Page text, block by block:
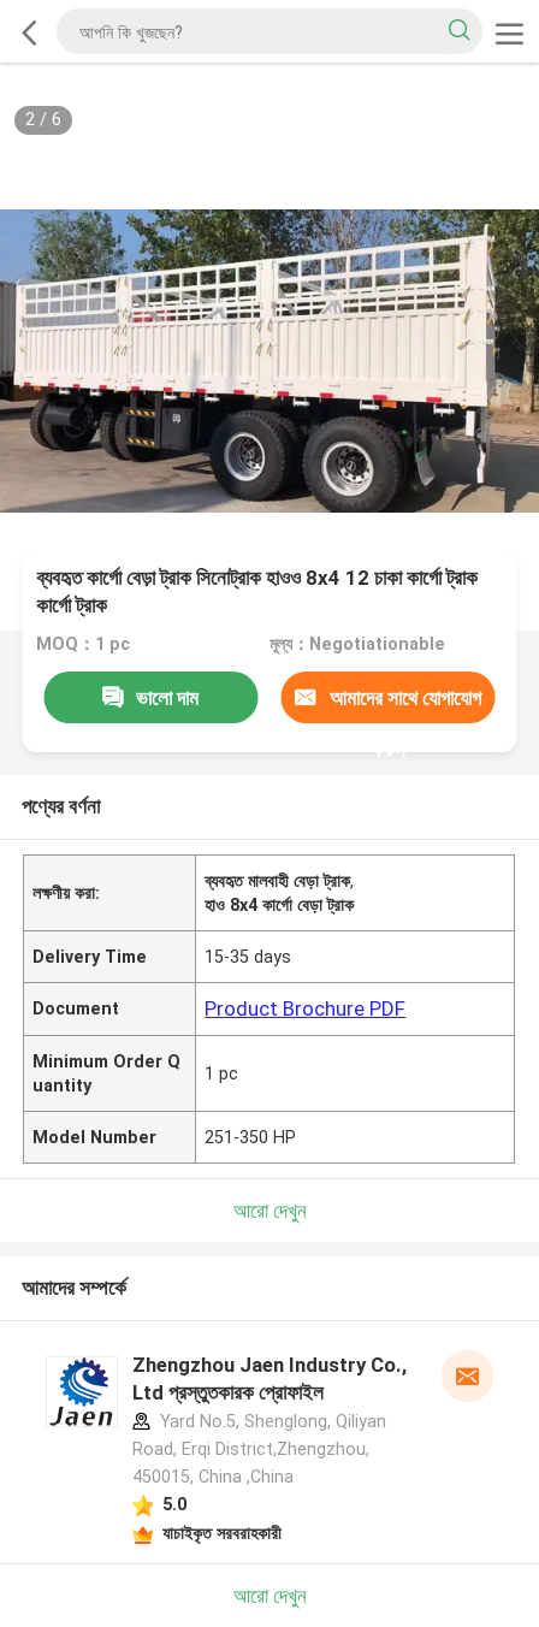
2/ 6
ব্যবহৃত কার্গো বেড়া ট্রাক সিনোট্রাক হাওও 8x4 12 চাকা কার্গো ট্রাক
কার্গো ট্রাক
MOQ：1 pc মূল্য：Negotiationable
ভালো দাম আমাদের সাথে যোগাযোগ
করুন
পণ্যের বর্ণনা
লক্ষণীয় করা:
ব্যবহৃত মালবাহী বেড়া ট্রাক,
হাও 8x4 কার্গো বেড়া ট্রাক
Delivery Time 15-35 days
Document Product Brochure PDF
Minimum Order Q
uantity
1 pc
Model Number 251-350 HP
আরো দেখুন
আমাদের সম্পর্কে
Zhengzhou Jaen Industry Co.,
Ltd প্রস্তুতকারক প্রোফাইল
Yard No.5, Shenglong, Qiliyan
Road, Erqi District,Zhengzhou,
450015, China ,China
5.0
যাচাইকৃত সরবরাহকারী
আরো দেখুন